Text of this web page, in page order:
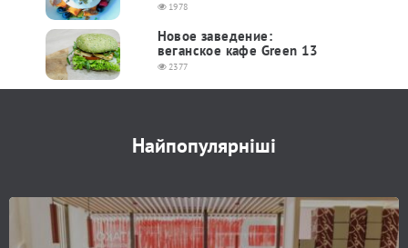
1978
Новое заведение:
веганское кафе Green 13
2377
Найпопулярніші